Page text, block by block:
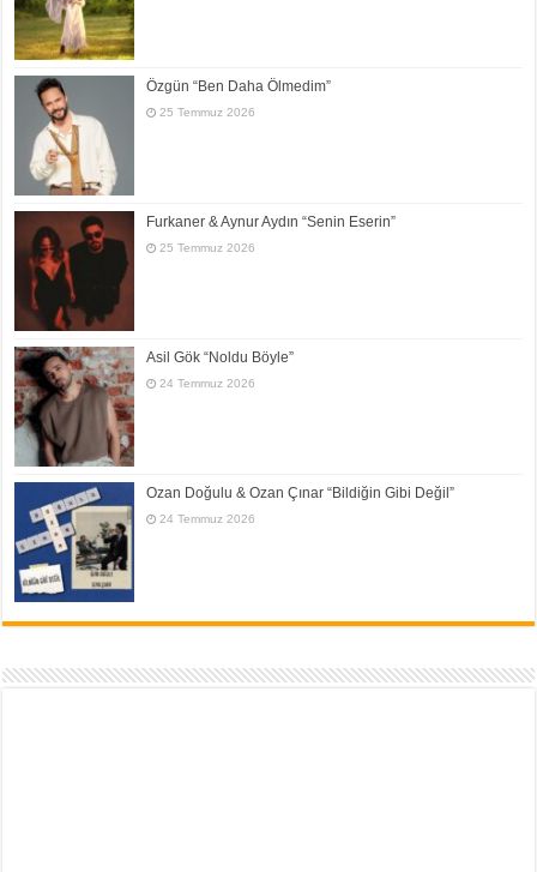
Özgün “Ben Daha Ölmedim”
25 Temmuz 2026
Furkaner & Aynur Aydın “Senin Eserin”
25 Temmuz 2026
Asil Gök “Noldu Böyle”
24 Temmuz 2026
Ozan Doğulu & Ozan Çınar “Bildiğin Gibi Değil”
24 Temmuz 2026